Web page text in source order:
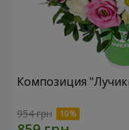
Композиция
954 грн